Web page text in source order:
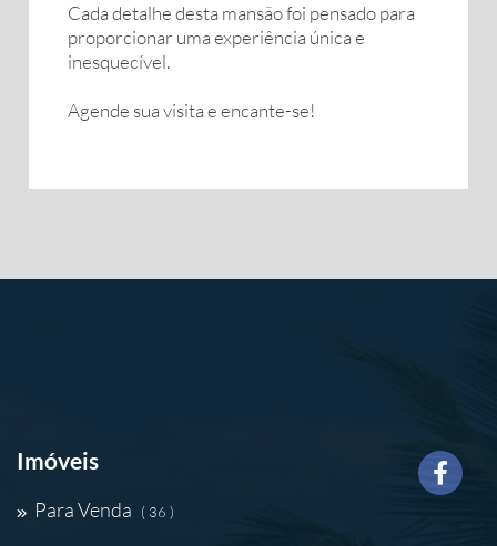
Cada detalhe desta mansão foi pensado para
proporcionar uma experiência única e
inesquecível.
Agende sua visita e encante-se!
Imóveis
Para Venda ( 36 )